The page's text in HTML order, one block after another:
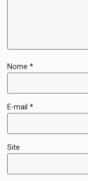
Nome*
E-mail*
Site